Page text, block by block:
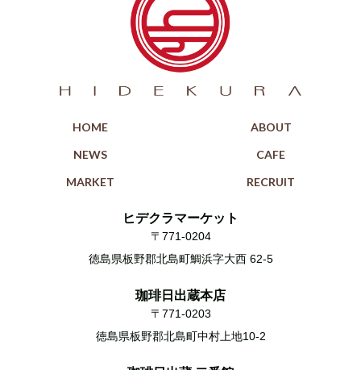
HOME
ABOUT
NEWS
CAFE
MARKET
RECRUIT
ヒデクラマーケット
〒771-0204
徳島県板野郡北島町鯛浜字大西 62-5
珈琲日出蔵本店
〒771-0203
徳島県板野郡北島町中村上地10-2